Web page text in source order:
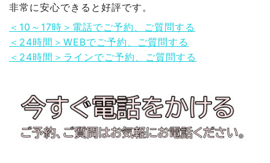
非常に安心できると好評です。
＜10～17時＞電話でご予約、ご質問する
＜24時間＞WEBでご予約、ご質問する
＜24時間＞ラインでご予約、ご質問する